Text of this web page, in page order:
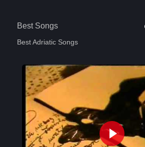
Best Songs
Best Adriatic Songs